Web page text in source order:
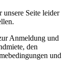
unsere Seite leider
Anmeldung und
den
und